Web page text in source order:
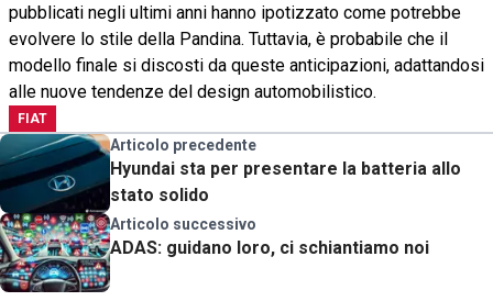
pubblicati negli ultimi anni hanno ipotizzato come potrebbe
evolvere lo stile della Pandina. Tuttavia, è probabile che il
modello finale si discosti da queste anticipazioni, adattandosi
alle nuove tendenze del design automobilistico.
FIAT
Articolo precedente
Hyundai sta per presentare la batteria allo
stato solido
Articolo successivo
ADAS: guidano loro, ci schiantiamo noi